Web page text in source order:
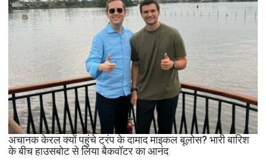
के
समर्थन
से
खुश
हुए
रिजिजू,
बोले-
‘दिल
से
स्वागत
करता
अचानक केरल क्यों पहुंचे ट्रंप के दामाद माइकल बूलोस? भारी बारिश
के बीच हाउसबोट से लिया बैकवॉटर का आनंद